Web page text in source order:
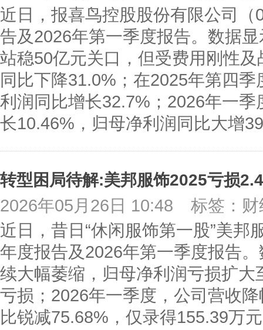
近日，报喜鸟控股股份有限公司
告及2026年第一季度报告。数据
站稳50亿元关口，但受费用刚性
同比下降31.0%；在2025年第四
利润同比增长32.7%；2026年一
长10.46%，归母净利润同比大增
转型困局待解:美邦服饰2025亏损
2026年05月26日 10:48
标签：财
近日，昔日“休闲服饰第一股”美邦
年度报告及2026年第一季度报告
续大幅萎缩，归母净利润亏损扩
亏损；2026年一季度，公司营收
比锐减75.68%，仅录得155.39万